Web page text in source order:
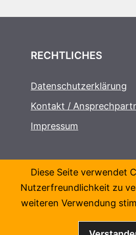
RECHTLICHES
Datenschutzerklärung
Kontakt /
Impressum
Diese Seite verwendet
Nutzerfreundlichkeit zu
weiteren Verwendung